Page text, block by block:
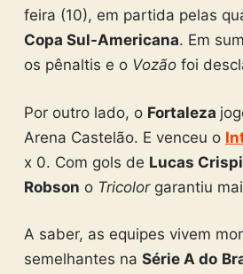
feira (10), em partida pelas
Copa Sul-Americana. Em
os pênaltis e o Vozãofoi
Por outro lado, o Fortaleza
Arena Castelão. E venceu o
x 0. Com gols de Lucas
Robson o Tricolorgarantiu
A saber, as equipes vivem
semelhantes na Série A do